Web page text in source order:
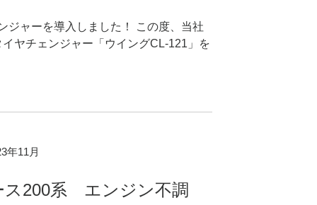
ジャーを導入しました！ この度、当社
ヤチェンジャー「ウイングCL-121」を
年11月
ス200系 エンジン不調